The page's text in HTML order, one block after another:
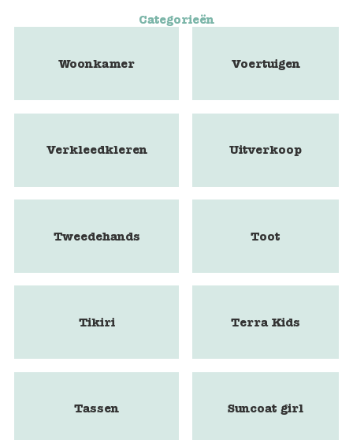
Categorieën
Woonkamer Voertuigen
Verkleedkleren Uitverkoop
Tweedehands Toot
Tikiri Terra Kids
Tassen Suncoat girl